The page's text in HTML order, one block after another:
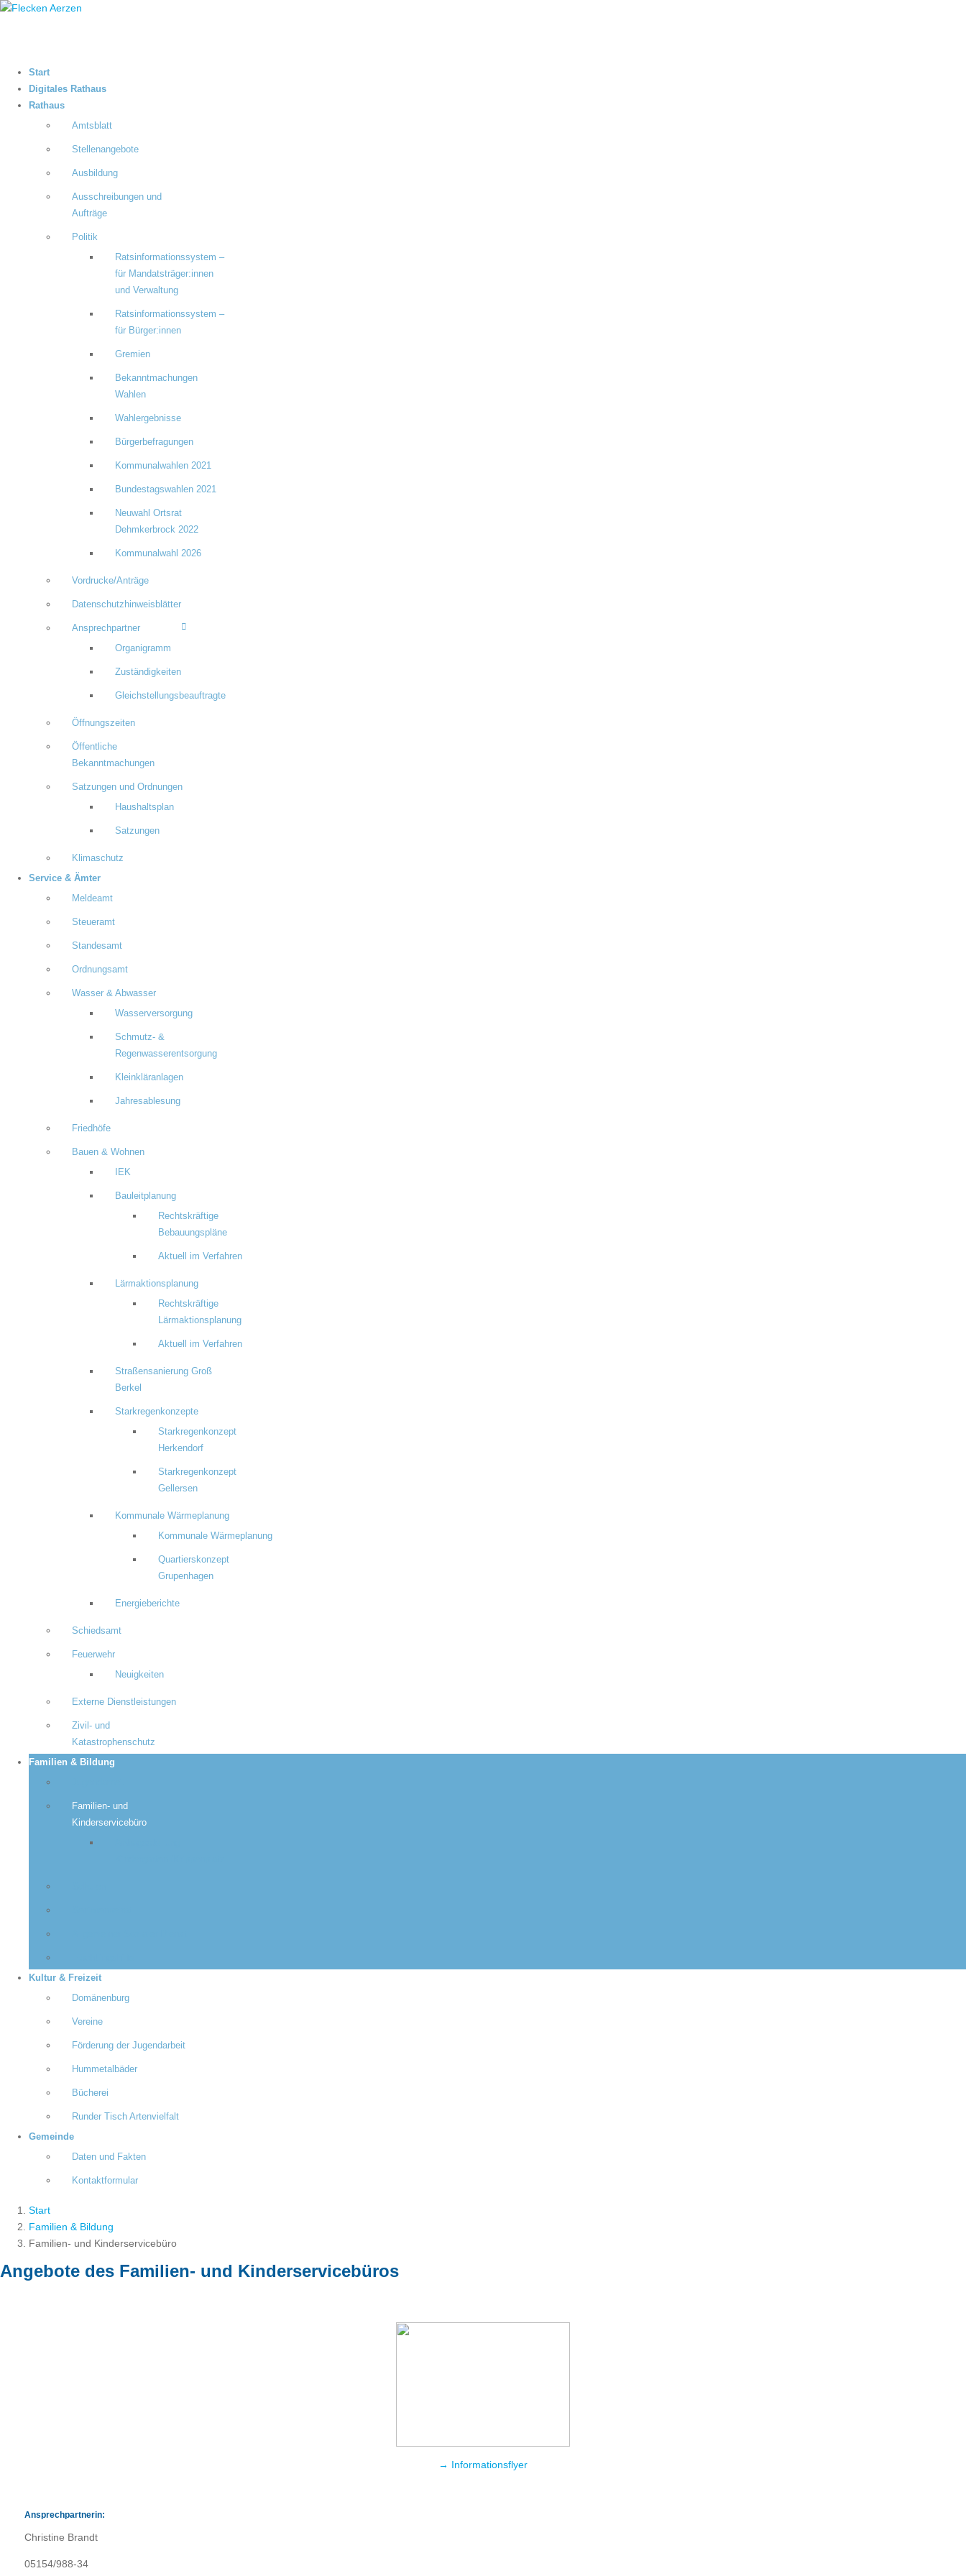
Start
Digitales Rathaus
Rathaus
Amtsblatt
Stellenangebote
Ausbildung
Ausschreibungen und
Aufträge
Politik
Ratsinformationssystem –
für Mandatsträger:innen
und Verwaltung
Ratsinformationssystem –
für Bürger:innen
Gremien
Bekanntmachungen
Wahlen
Wahlergebnisse
Bürgerbefragungen
Kommunalwahlen 2021
Bundestagswahlen 2021
Neuwahl Ortsrat
Dehmkerbrock 2022
Kommunalwahl 2026
Vordrucke/Anträge
Datenschutzhinweisblätter
Ansprechpartner
Organigramm
Zuständigkeiten
Gleichstellungsbeauftragte
Öffnungszeiten
Öffentliche
Bekanntmachungen
Satzungen und Ordnungen
Haushaltsplan
Satzungen
Klimaschutz
Service & Ämter
Meldeamt
Steueramt
Standesamt
Ordnungsamt
Wasser & Abwasser
Wasserversorgung
Schmutz- &
Regenwasserentsorgung
Kleinkläranlagen
Jahresablesung
Friedhöfe
Bauen & Wohnen
IEK
Bauleitplanung
Rechtskräftige
Bebauungspläne
Aktuell im Verfahren
Lärmaktionsplanung
Rechtskräftige
Lärmaktionsplanung
Aktuell im Verfahren
Straßensanierung Groß
Berkel
Starkregenkonzepte
Starkregenkonzept
Herkendorf
Starkregenkonzept
Gellersen
Kommunale Wärmeplanung
Kommunale Wärmeplanung
Quartierskonzept
Grupenhagen
Energieberichte
Schiedsamt
Feuerwehr
Neuigkeiten
Externe Dienstleistungen
Zivil- und
Katastrophenschutz
Familien & Bildung
Familien- und
Kinderservicebüro
Kultur & Freizeit
Domänenburg
Vereine
Förderung der Jugendarbeit
Hummetalbäder
Bücherei
Runder Tisch Artenvielfalt
Gemeinde
Daten und Fakten
Kontaktformular
Start
Familien & Bildung
Familien- und Kinderservicebüro
Angebote des Familien- und Kinderservicebüros
→ Informationsflyer
Ansprechpartnerin:
Christine Brandt
05154/988-34